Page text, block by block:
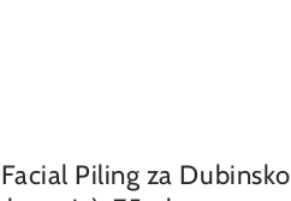
Piling za